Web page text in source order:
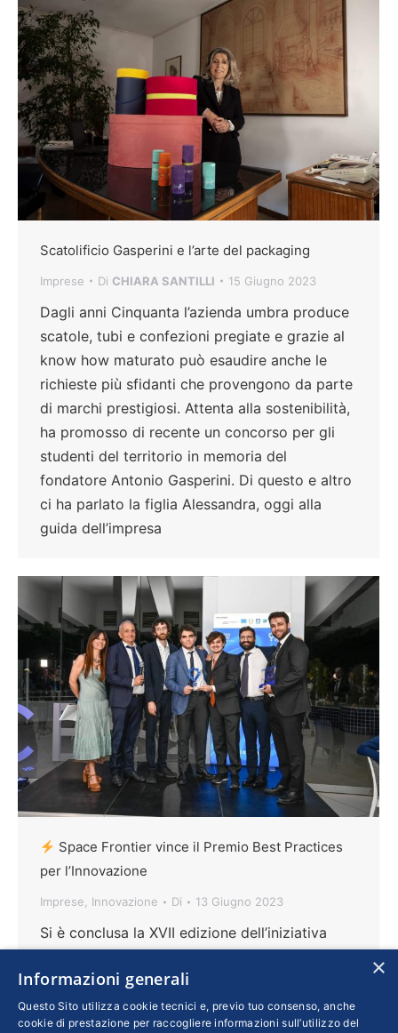
Scatolificio Gasperini e l’arte del packaging
Imprese Di CHIARA SANTILLI 15 Giugno 2023
Dagli anni Cinquanta l’azienda umbra produce
scatole, tubi e confezioni pregiate e grazie al
know how maturato può esaudire anche le
richieste più sfidanti che provengono da parte
di marchi prestigiosi. Attenta alla sostenibilità,
ha promosso di recente un concorso per gli
studenti del territorio in memoria del
fondatore Antonio Gasperini. Di questo e altro
ci ha parlato la figlia Alessandra, oggi alla
guida dell’impresa
Space Frontier vince il Premio Best Practices
per l’Innovazione
Imprese Innovazione Di 13 Giugno 2023
Si è conclusa la XVII edizione dell’iniziativa
podio un’azienda attiva nel settore Aerospazio.
Soddisfazione da parte del presidente
Francesco Serravalle: “Il pensiero va già al
×
Informazioni generali
Questo Sito utilizza cookie tecnici e, previo tuo consenso, anche
cookie di prestazione per raccogliere informazioni sull’utilizzo del